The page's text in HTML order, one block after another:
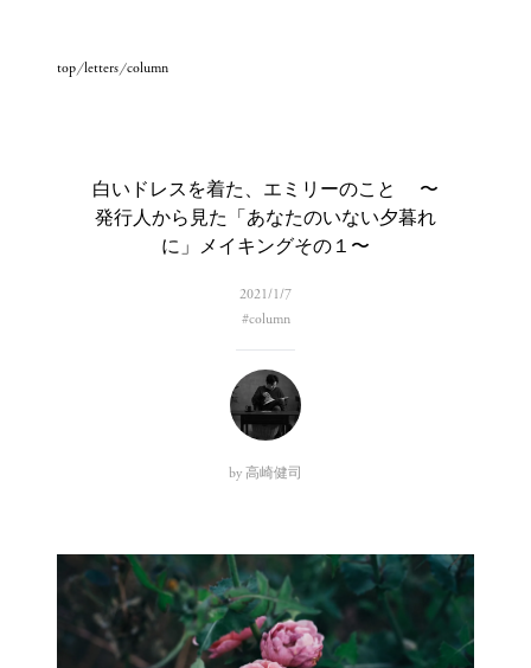
top letters column
白いドレスを着た、エミリーのこと 〜
発行人から見た「あなたのいない夕暮れ
に」メイキングその１〜
2021/1/7
#column
by 高崎健司